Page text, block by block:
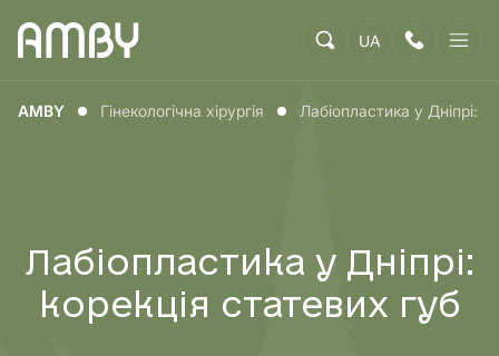
UA
AMBY Гінекологічна хірургія Лабіопластика у Дніпрі:
Лабіопластика у Дніпрі:
корекція статевих губ